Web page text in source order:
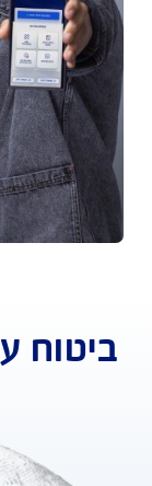
ונשתפר כל הזמן,
כיבוד הפרטיות